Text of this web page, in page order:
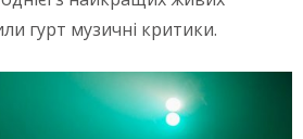
гурт музичні критики.